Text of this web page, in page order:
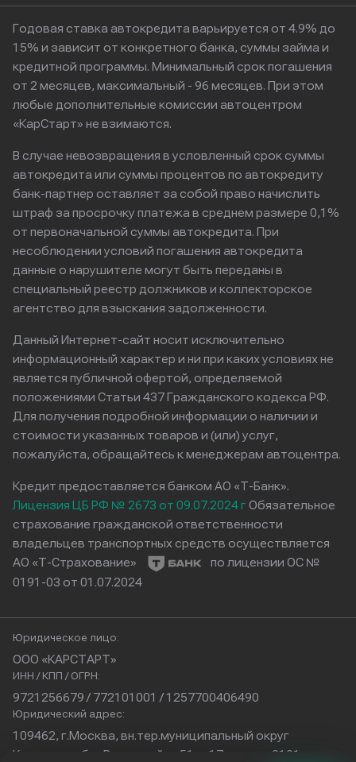
Годовая ставка автокредита варьируется от 4.9% до
15% и зависит от конкретного банка, суммы займа и
кредитной программы. Минимальный срок погашения
от 2 месяцев, максимальный - 96 месяцев. При этом
любые дополнительные комиссии автоцентром
«КарСтарт» не взимаются.
В случае невозвращения в условленный срок суммы
автокредита или суммы процентов по автокредиту
банк-партнер оставляет за собой право начислить
штраф за просрочку платежа в среднем размере 0,1%
от первоначальной суммы автокредита. При
несоблюдении условий погашения автокредита
данные о нарушителе могут быть переданы в
специальный реестр должников и коллекторское
агентство для взыскания задолженности.
Данный Интернет-сайт носит исключительно
информационный характер и ни при каких условиях не
является публичной офертой, определяемой
положениями Статьи 437 Гражданского кодекса РФ.
Для получения подробной информации о наличии и
стоимости указанных товаров и (или) услуг,
пожалуйста, обращайтесь к менеджерам автоцентра.
Кредит предоставляется банком АО «Т-Банк».
Лицензия ЦБ РФ № 2673 от 09.07.2024 гОбязательное
страхование гражданской ответственности
владельцев транспортных средств осуществляется
АО «Т-Страхование»
по лицензии ОС №
0191-03 от 01.07.2024
Юридическое лицо:
ООО «КАРСТАРТ»
ИНН / КПП / ОГРН:
9721256679 / 772101001 / 1257700406490
Юридический адрес:
109462, г.Москва, вн.тер.муниципальный округ
Кузьминки, б-р Волжский, д.51, с.17, помещ.2101